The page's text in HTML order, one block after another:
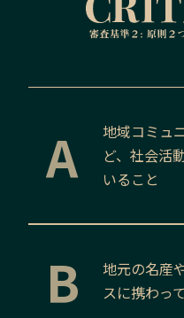
A
地域コミュ
ど、社会活
いること
B
地元の名産
スに携わっ